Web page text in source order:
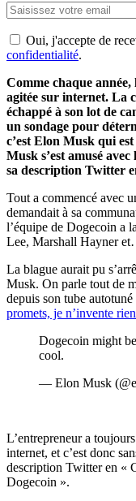
Oui, j'accepte de
confidentialité.
Comme chaque
agitée sur internet. La
échappé à son lot de
un sondage pour
c’est Elon Musk qui
Musk s’est amusé
sa description Twitter
Tout a commencé avec
demandait à sa
l’équipe de Dogecoin a
Lee, Marshall Hayner
La blague aurait pu
Musk. On parle tout de
depuis son tube
promets, je n’invente rien
Dogecoin might
cool.
— Elon Musk
L’entrepreneur a
internet, et c’est donc
description Twitter en «
Dogecoin ».